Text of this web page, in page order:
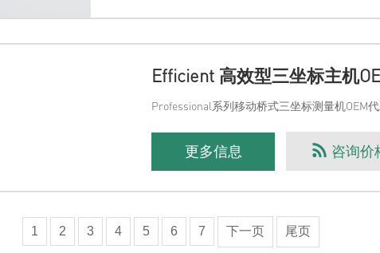
Efficient 高效型三坐标主机
Professional系列移动桥式三坐标测量机OEM
更多信息 咨询价
1 2 3 4 5 6 7 下一页 尾页